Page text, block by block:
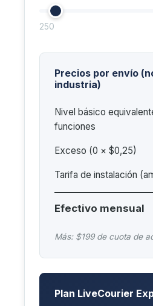
250
Precios por envío
industria)
Nivel básico
funciones
Exceso (0 × $0,25)
Tarifa de instalación
Efectivo mensual
Más: $199 de cuota de
Plan LiveCourier